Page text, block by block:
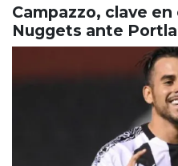
Campazzo, clave
Nuggets ante